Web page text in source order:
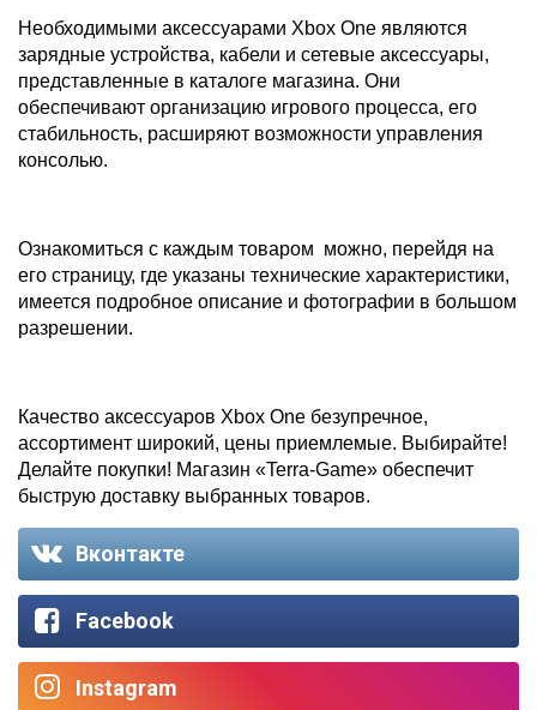
Необходимыми аксессуарами Xbox One являются
зарядные устройства, кабели и сетевые аксессуары,
представленные в каталоге магазина. Они
обеспечивают организацию игрового процесса, его
стабильность, расширяют возможности управления
консолью.
Ознакомиться с каждым товаром можно, перейдя на
его страницу, где указаны технические характеристики,
имеется подробное описание и фотографии в большом
разрешении.
Качество аксессуаров Xbox One безупречное,
ассортимент широкий, цены приемлемые. Выбирайте!
Делайте покупки! Магазин «Terra-Game» обеспечит
быструю доставку выбранных товаров.
Вконтакте
Facebook
Instagram